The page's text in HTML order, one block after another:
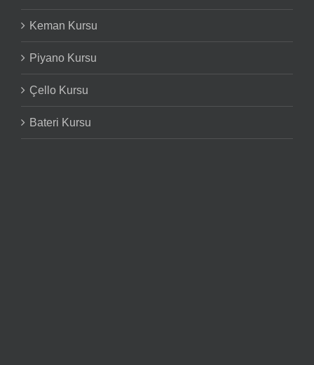
Keman Kursu
Piyano Kursu
Çello Kursu
Bateri Kursu